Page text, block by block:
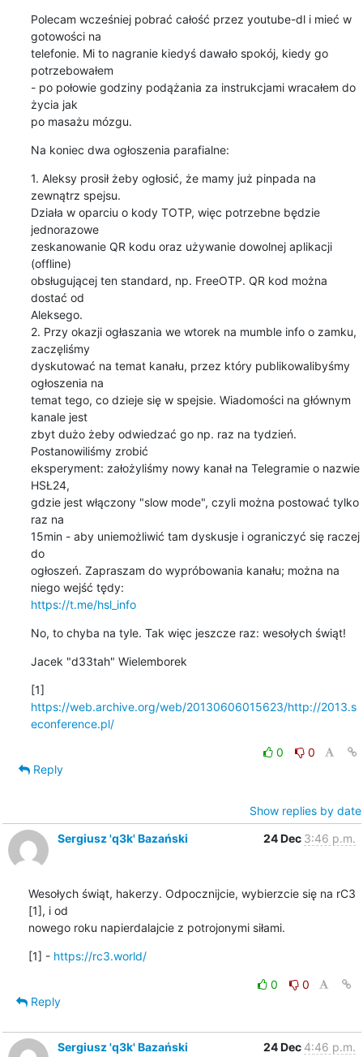
Polecam wcześniej pobrać całość przez youtube-dl i mieć w
gotowości na
telefonie. Mi to nagranie kiedyś dawało spokój, kiedy go
potrzebowałem
- po połowie godziny podążania za instrukcjami wracałem do
życia jak
po masażu mózgu.
Na koniec dwa ogłoszenia parafialne:
1. Aleksy prosił żeby ogłosić, że mamy już pinpada na
zewnątrz spejsu.
Działa w oparciu o kody TOTP, więc potrzebne będzie
jednorazowe
zeskanowanie QR kodu oraz używanie dowolnej aplikacji
(offline)
obsługującej ten standard, np. FreeOTP. QR kod można
dostać od
Aleksego.
2. Przy okazji ogłaszania we wtorek na mumble info o zamku,
zaczęliśmy
dyskutować na temat kanału, przez który publikowalibyśmy
ogłoszenia na
temat tego, co dzieje się w spejsie. Wiadomości na głównym
kanale jest
zbyt dużo żeby odwiedzać go np. raz na tydzień.
Postanowiliśmy zrobić
eksperyment: założyliśmy nowy kanał na Telegramie o nazwie
HSŁ24,
gdzie jest włączony "slow mode", czyli można postować tylko
raz na
15min - aby uniemożliwić tam dyskusje i ograniczyć się raczej
do
ogłoszeń. Zapraszam do wypróbowania kanału; można na
https://t.me/hsl_info
No, to chyba na tyle. Tak więc jeszcze raz: wesołych świąt!
Jacek "d33tah" Wielemborek
https://web.archive.org/web/20130606015623/http://2013.s
econference.pl/
0
0
Reply
Show replies by date
Sergiusz 'q3k' Bazański
24 Dec 3:46 p.m.
Wesołych świąt, hakerzy. Odpocznijcie, wybierzcie się na rC3
[1], i od
nowego roku napierdalajcie z potrojonymi siłami.
[1] - https://rc3.world/
0
0
Reply
Sergiusz 'q3k' Bazański 24 Dec 4:46 p.m.